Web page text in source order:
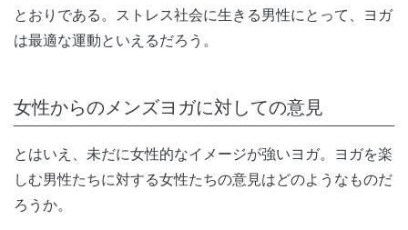
とおりである。ストレス社会に生きる男性にとって、ヨガ
は最適な運動といえるだろう。
女性からのメンズヨガに対しての意見
とはいえ、未だに女性的なイメージが強いヨガ。ヨガを楽
しむ男性たちに対する女性たちの意見はどのようなものだ
ろうか。